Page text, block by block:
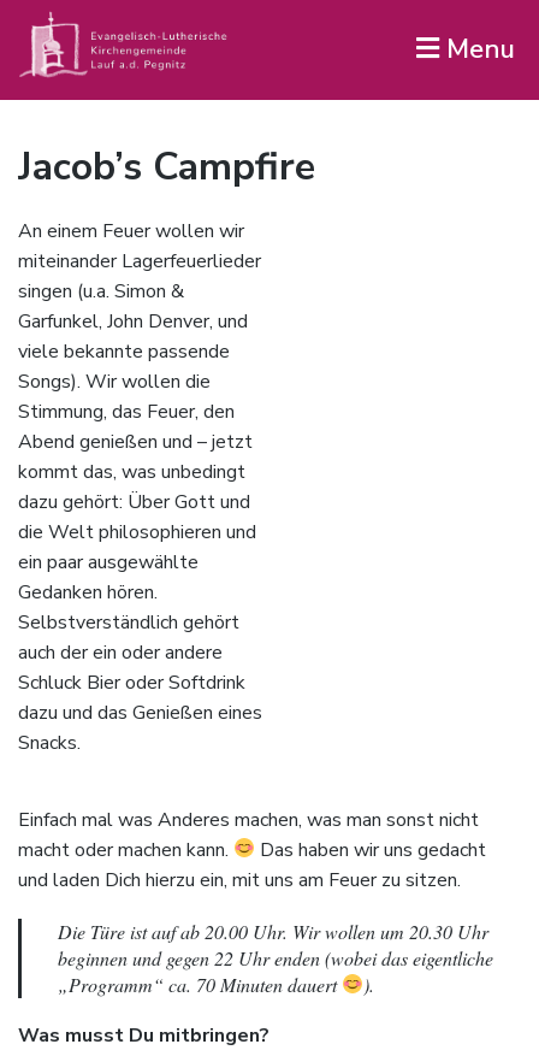
Menu
Jacob’s Campfire
An einem Feuer wollen wir
miteinander Lagerfeuerlieder
singen (u.a. Simon &
Garfunkel, John Denver, und
viele bekannte passende
Songs). Wir wollen die
Stimmung, das Feuer, den
Abend genießen und – jetzt
kommt das, was unbedingt
dazu gehört: Über Gott und
die Welt philosophieren und
ein paar ausgewählte
Gedanken hören.
Selbstverständlich gehört
auch der ein oder andere
Schluck Bier oder Softdrink
dazu und das Genießen eines
Snacks.
Einfach mal was Anderes machen, was man sonst nicht
macht oder machen kann.
Das haben wir uns gedacht
und laden Dich hierzu ein, mit uns am Feuer zu sitzen.
Die Türe ist auf ab 20.00 Uhr. Wir wollen um 20.30 Uhr
beginnen und gegen 22 Uhr enden (wobei das eigentliche
„Programm“ ca. 70 Minuten dauert
).
Was musst Du mitbringen?